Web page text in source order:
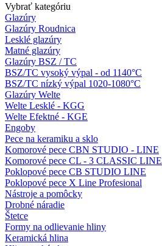
Vybrať kategóriu
Glazúry
Glazúry Roudnica
Lesklé glazúry
Matné glazúry
Glazúry BSZ / TC
BSZ/TC vysoký výpal - od 1140°C
BSZ/TC nízký výpal 1020-1080°C
Glazúry Welte
Welte Lesklé - KGG
Welte Efektné - KGE
Engoby
Pece na keramiku a sklo
Komorové pece CBN STUDIO - LINE
Komorové pece CL - 3 CLASSIC LINE
Poklopové pece CB STUDIO LINE
Poklopové pece X Line Profesional
Nástroje a pomôcky
Drobné náradie
Štetce
Formy na odlievanie hliny
Keramická hlina